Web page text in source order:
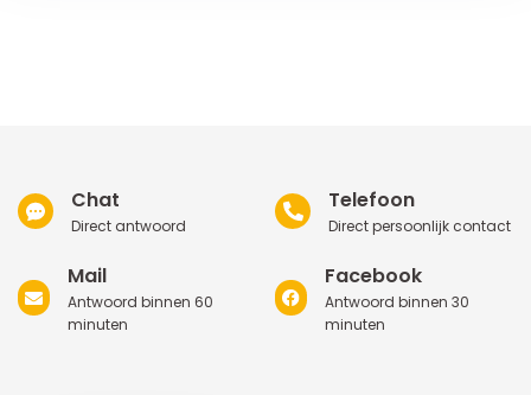
Chat
Direct antwoord
Telefoon
Direct persoonlijk contact
Mail
Antwoord binnen 60
minuten
Facebook
Antwoord binnen 30
minuten